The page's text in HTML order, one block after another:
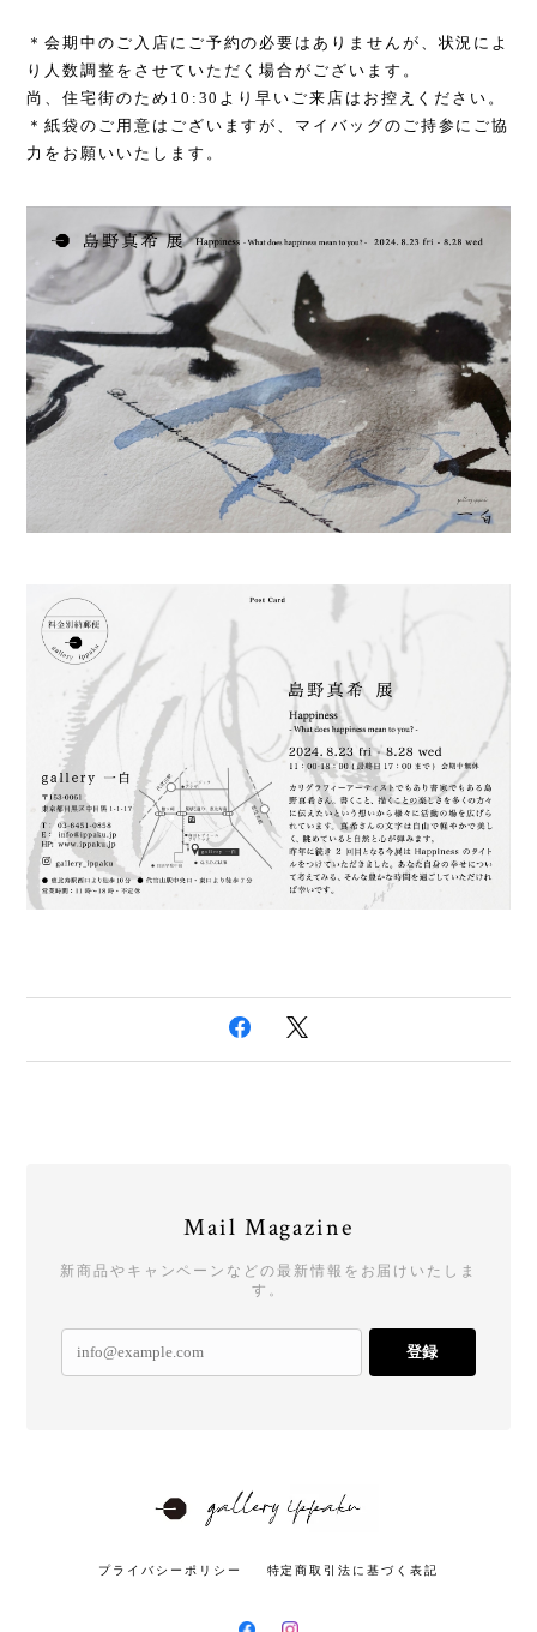
＊会期中のご入店にご予約の必要はありませんが、状況によ
り人数調整をさせていただく場合がございます。
尚、住宅街のため 10:30 より早いご来店はお控えください。
＊紙袋のご用意はございますが、マイバッグのご持参にご協
力をお願いいたします。
Mail Magazine
新商品やキャンペーンなどの最新情報をお届けいたしま
す。
登録
プライバシーポリシー 特定商取引法に基づく表記